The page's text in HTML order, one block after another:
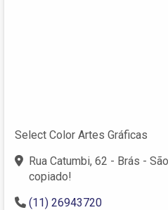
Select Color Artes Gráficas
Rua Catumbi, 62 - Brás -
copiado!
(11) 26943720